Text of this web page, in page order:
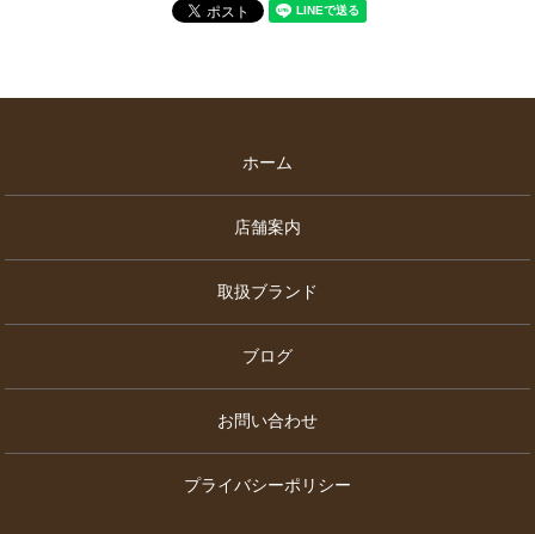
ホーム
店舗案内
取扱ブランド
ブログ
お問い合わせ
プライバシーポリシー